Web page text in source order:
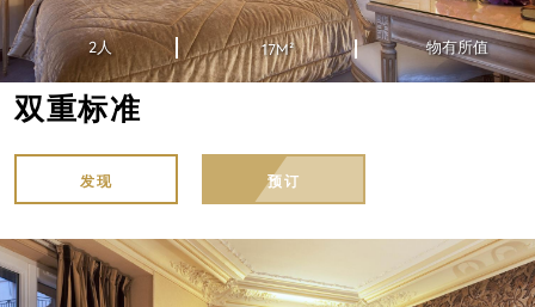
2人 17M² 物有所值
双重标准
发现 预订